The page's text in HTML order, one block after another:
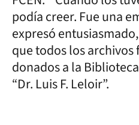
podía creer. Fue una
expresó
que todos los
donados a la
“Dr. Luis F. Leloir”.